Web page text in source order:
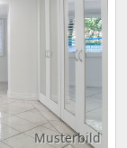
Musterbild